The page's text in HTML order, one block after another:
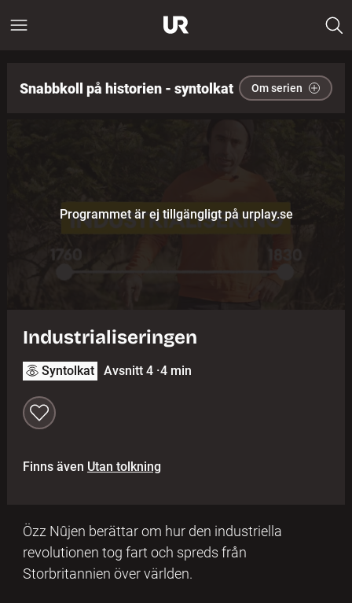
Snabbkoll på historien - syntolkat Om serien
Programmet är ej tillgängligt på urplay.se
Industrialiseringen
Syntolkat Avsnitt 4 ·4 min
Finns även Utan tolkning
Özz Nûjen berättar om hur den industriella
revolutionen tog fart och spreds från
Storbritannien över världen.